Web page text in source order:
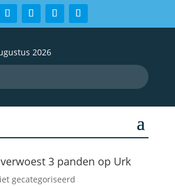
2026
3 panden op Urk
gecategoriseerd